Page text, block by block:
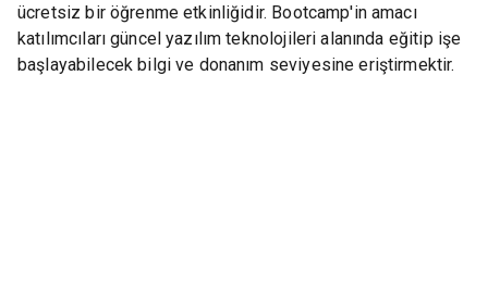
ücretsiz bir öğrenme etkinliğidir. Bootcamp'in amacı
katılımcıları güncel yazılım teknolojileri alanında eğitip işe
başlayabilecek bilgi ve donanım seviyesine eriştirmektir.